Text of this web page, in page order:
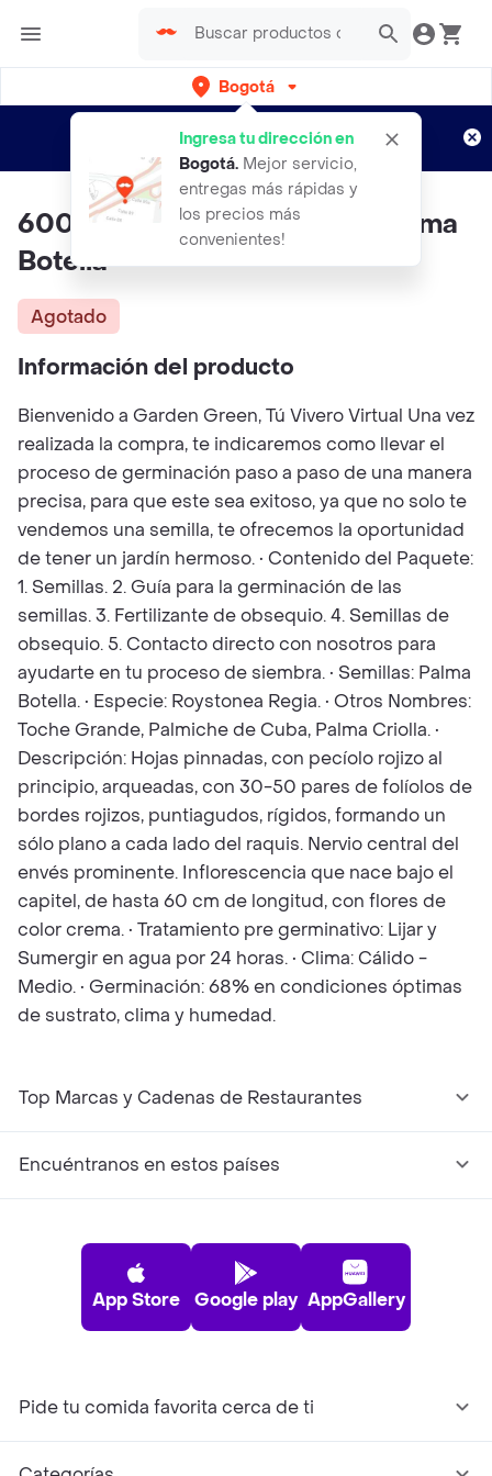
Bogotá
Ingresa tu dirección en
Bogotá. Mejor servicio,
entregas más rápidas y
los precios más
convenientes!
envíos gratis por semanas
Aplican TyC
600 Semillas Orgánicas De Palma
Botella
Agotado
Información del producto
Bienvenido a Garden Green, Tú Vivero Virtual Una vez
realizada la compra, te indicaremos como llevar el
proceso de germinación paso a paso de una manera
precisa, para que este sea exitoso, ya que no solo te
vendemos una semilla, te ofrecemos la oportunidad
de tener un jardín hermoso. • Contenido del Paquete:
1. Semillas. 2. Guía para la germinación de las
semillas. 3. Fertilizante de obsequio. 4. Semillas de
obsequio. 5. Contacto directo con nosotros para
ayudarte en tu proceso de siembra. • Semillas: Palma
Botella. • Especie: Roystonea Regia. • Otros Nombres:
Toche Grande, Palmiche de Cuba, Palma Criolla. •
Descripción: Hojas pinnadas, con pecíolo rojizo al
principio, arqueadas, con 30-50 pares de folíolos de
bordes rojizos, puntiagudos, rígidos, formando un
sólo plano a cada lado del raquis. Nervio central del
envés prominente. Inflorescencia que nace bajo el
capitel, de hasta 60 cm de longitud, con flores de
color crema. • Tratamiento pre germinativo: Lijar y
Sumergir en agua por 24 horas. • Clima: Cálido -
Medio. • Germinación: 68% en condiciones óptimas
de sustrato, clima y humedad.
Top Marcas y Cadenas de Restaurantes
Encuéntranos en estos países
App Store Google play AppGallery
Pide tu comida favorita cerca de ti